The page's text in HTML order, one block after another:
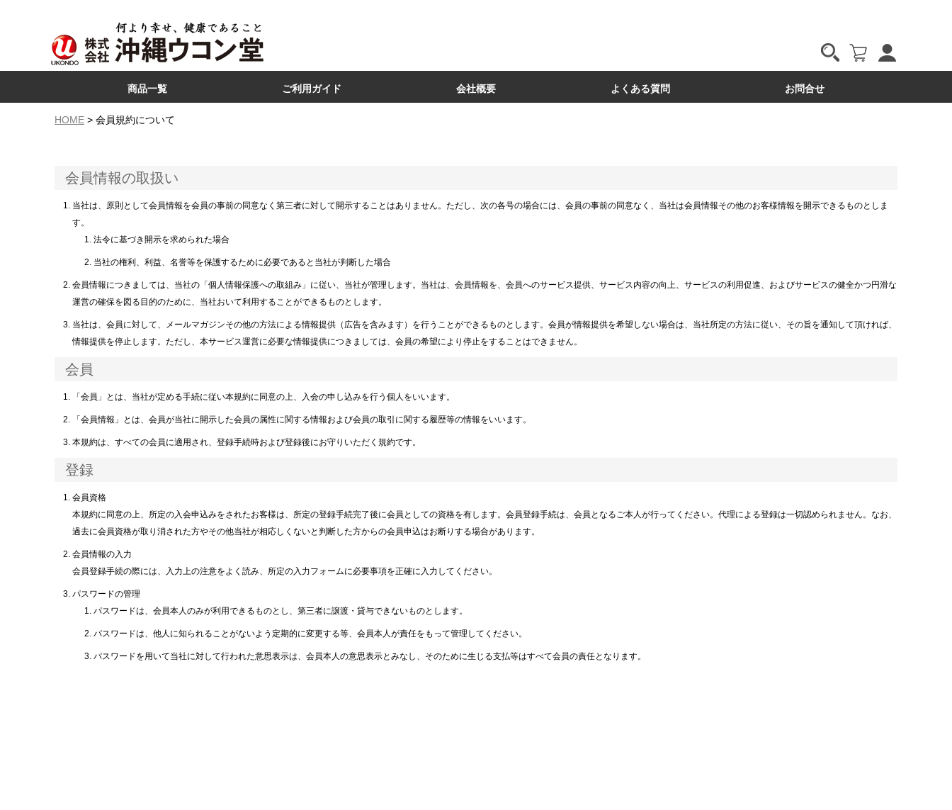
商品一覧
ウコン
コラーゲン
ハブ
モリンガ
沖縄産フルーツ
沖縄食品
ご利用ガイド 会社概要 よくある質問 お問合せ
HOME 会員規約について
会員情報の取扱い
当社は、原則として会員情報を会員の事前の同意なく第三者に対して開示することはありません。ただし、次の各号の場合には、会員の事前の同意なく、当社は会員情報その他のお客様情報を開示できるものとしま
す。
法令に基づき開示を求められた場合
当社の権利、利益、名誉等を保護するために必要であると当社が判断した場合
会員情報につきましては、当社の「個人情報保護への取組み」に従い、当社が管理します。当社は、会員情報を、会員へのサービス提供、サービス内容の向上、サービスの利用促進、およびサービスの健全かつ円滑な
運営の確保を図る目的のために、当社おいて利用することができるものとします。
当社は、会員に対して、メールマガジンその他の方法による情報提供（広告を含みます）を行うことができるものとします。会員が情報提供を希望しない場合は、当社所定の方法に従い、その旨を通知して頂ければ、
情報提供を停止します。ただし、本サービス運営に必要な情報提供につきましては、会員の希望により停止をすることはできません。
会員
「会員」とは、当社が定める手続に従い本規約に同意の上、入会の申し込みを行う個人をいいます。
「会員情報」とは、会員が当社に開示した会員の属性に関する情報および会員の取引に関する履歴等の情報をいいます。
本規約は、すべての会員に適用され、登録手続時および登録後にお守りいただく規約です。
登録
会員資格
本規約に同意の上、所定の入会申込みをされたお客様は、所定の登録手続完了後に会員としての資格を有します。会員登録手続は、会員となるご本人が行ってください。代理による登録は一切認められません。なお、
過去に会員資格が取り消された方やその他当社が相応しくないと判断した方からの会員申込はお断りする場合があります。
会員情報の入力
会員登録手続の際には、入力上の注意をよく読み、所定の入力フォームに必要事項を正確に入力してください。
パスワードの管理
パスワードは、会員本人のみが利用できるものとし、第三者に譲渡・貸与できないものとします。
パスワードは、他人に知られることがないよう定期的に変更する等、会員本人が責任をもって管理してください。
パスワードを用いて当社に対して行われた意思表示は、会員本人の意思表示とみなし、そのために生じる支払等はすべて会員の責任となります。